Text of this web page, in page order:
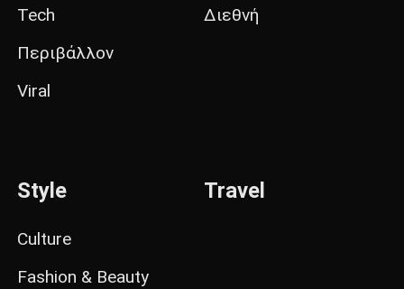
Tech
Περιβάλλον
Viral
Διεθνή
Style
Culture
Fashion & Beauty
Travel